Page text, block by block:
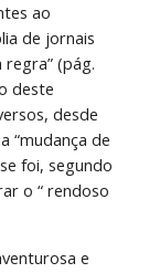
ao
de jornais
(pág.
deste
desde
“mudança de
foi, segundo
o “ rendoso
e